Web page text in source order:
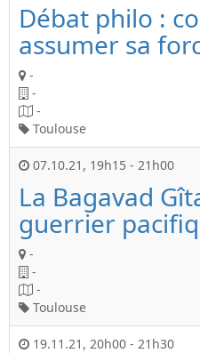
Débat philo :
assumer sa
-
-
-
Toulouse
07.10.21 , 19h15 - 21h00
La Bagavad
guerrier
-
-
-
Toulouse
19.11.21 , 20h00 - 21h30